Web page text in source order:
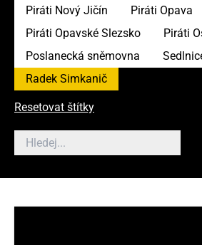
Piráti Nový Jičín
Piráti Opava
Piráti Opavské Slezsko
Piráti
Poslanecká sněmovna
Radek Simkanič
Resetovat štítky